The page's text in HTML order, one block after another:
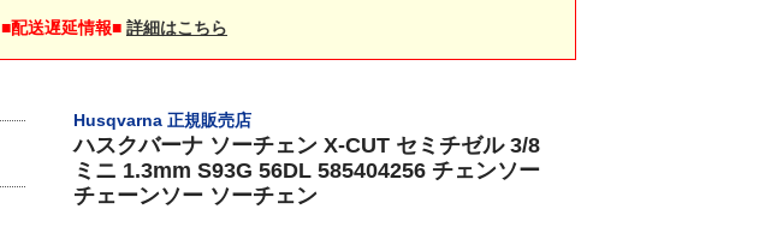
■配送遅延情報■ 詳細はこちら
Husqvarna 正規販売店
ハスクバーナ ソーチェン X-CUT セミチゼル 3/8
ミニ 1.3mm S93G 56DL 585404256 チェンソー
チェーンソー ソーチェン